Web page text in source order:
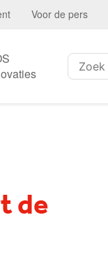
Voor de pers
Zoeken:
de